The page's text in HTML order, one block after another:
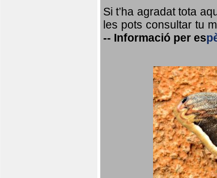
Si t’ha agradat tota
les pots consultar tu
-- Informació per es